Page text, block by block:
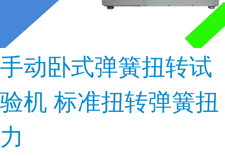
手动卧式弹簧扭转试
验机 标准扭转弹簧扭
力